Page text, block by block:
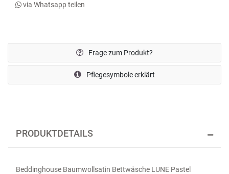
via Whatsapp teilen
Frage zum Produkt?
Pflegesymbole erklärt
PRODUKTDETAILS
Beddinghouse Baumwollsatin Bettwäsche LUNE Pastel